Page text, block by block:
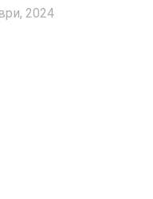
2024